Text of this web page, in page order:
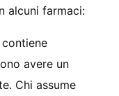
alcuni farmaci:
avere un
Chi assume